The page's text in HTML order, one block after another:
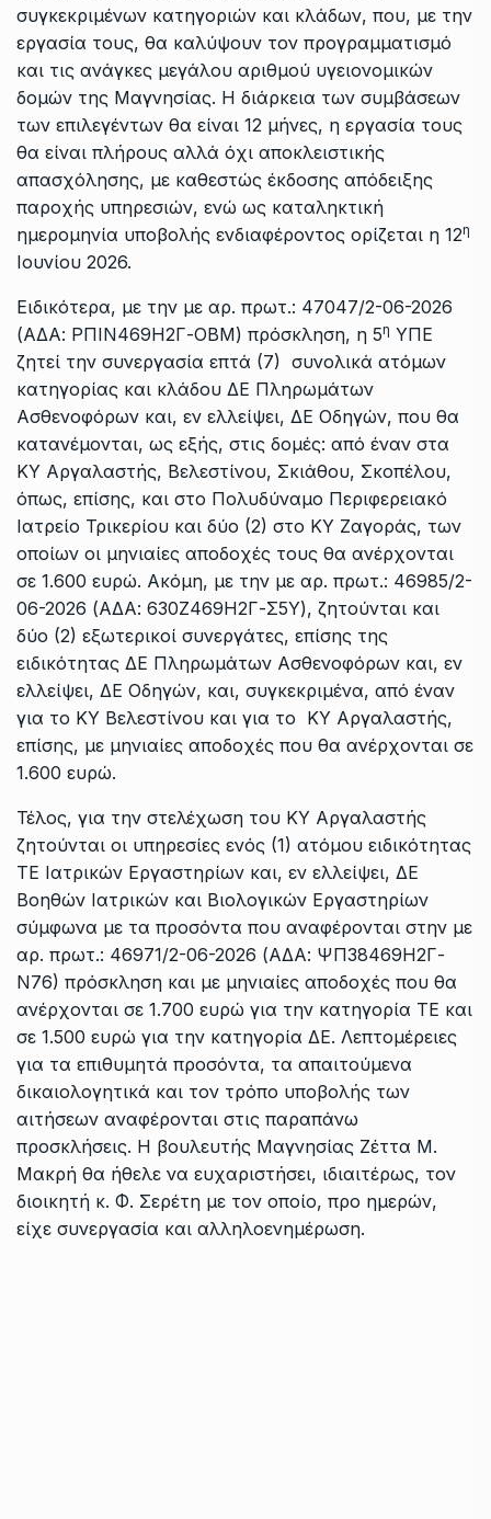
συγκεκριμένων κατηγοριών και κλάδων, που, με την
εργασία τους, θα καλύψουν τον προγραμματισμό
και τις ανάγκες μεγάλου αριθμού υγειονομικών
δομών της Μαγνησίας. Η διάρκεια των συμβάσεων
των επιλεγέντων θα είναι 12 μήνες, η εργασία τους
θα είναι πλήρους αλλά όχι αποκλειστικής
απασχόλησης, με καθεστώς έκδοσης απόδειξης
παροχής υπηρεσιών, ενώ ως καταληκτική
ημερομηνία υποβολής ενδιαφέροντος ορίζεται η 12η
Ιουνίου 2026.
Ειδικότερα, με την με αρ. πρωτ.: 47047/2-06-2026
(ΑΔΑ: ΡΠΙΝ469Η2Γ-ΟΒΜ) πρόσκληση, η 5η ΥΠΕ
ζητεί την συνεργασία επτά (7) συνολικά ατόμων
κατηγορίας και κλάδου ΔΕ Πληρωμάτων
Ασθενοφόρων και, εν ελλείψει, ΔΕ Οδηγών, που θα
κατανέμονται, ως εξής, στις δομές: από έναν στα
ΚΥ Αργαλαστής, Βελεστίνου, Σκιάθου, Σκοπέλου,
όπως, επίσης, και στο Πολυδύναμο Περιφερειακό
Ιατρείο Τρικερίου και δύο (2) στο ΚΥ Ζαγοράς, των
οποίων οι μηνιαίες αποδοχές τους θα ανέρχονται
σε 1.600 ευρώ. Ακόμη, με την με αρ. πρωτ.: 46985/2-
06-2026 (ΑΔΑ: 630Ζ469Η2Γ-Σ5Υ), ζητούνται και
δύο (2) εξωτερικοί συνεργάτες, επίσης της
ειδικότητας ΔΕ Πληρωμάτων Ασθενοφόρων και, εν
ελλείψει, ΔΕ Οδηγών, και, συγκεκριμένα, από έναν
για το ΚΥ Βελεστίνου και για το ΚΥ Αργαλαστής,
επίσης, με μηνιαίες αποδοχές που θα ανέρχονται σε
1.600 ευρώ.
Τέλος, για την στελέχωση του ΚΥ Αργαλαστής
ζητούνται οι υπηρεσίες ενός (1) ατόμου ειδικότητας
ΤΕ Ιατρικών Εργαστηρίων και, εν ελλείψει, ΔΕ
Βοηθών Ιατρικών και Βιολογικών Εργαστηρίων
σύμφωνα με τα προσόντα που αναφέρονται στην με
αρ. πρωτ.: 46971/2-06-2026 (ΑΔΑ: ΨΠ38469Η2Γ-
Ν76) πρόσκληση και με μηνιαίες αποδοχές που θα
ανέρχονται σε 1.700 ευρώ για την κατηγορία ΤΕ και
σε 1.500 ευρώ για την κατηγορία ΔΕ. Λεπτομέρειες
για τα επιθυμητά προσόντα, τα απαιτούμενα
δικαιολογητικά και τον τρόπο υποβολής των
αιτήσεων αναφέρονται στις παραπάνω
προσκλήσεις. Η βουλευτής Μαγνησίας Ζέττα Μ.
Μακρή θα ήθελε να ευχαριστήσει, ιδιαιτέρως, τον
διοικητή κ. Φ. Σερέτη με τον οποίο, προ ημερών,
είχε συνεργασία και αλληλοενημέρωση.